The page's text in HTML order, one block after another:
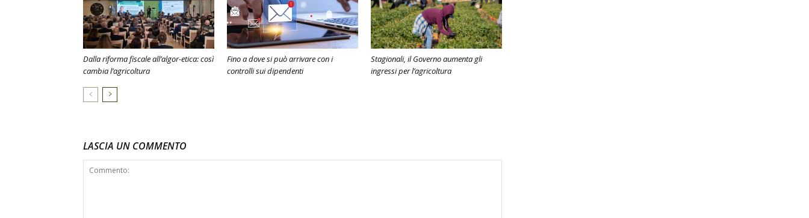
Dalla riforma fiscale all’algor-etica: così
cambia l’agricoltura
Fino a dove si può arrivare con i
controlli sui dipendenti
Stagionali, il Governo aumenta gli
ingressi per l’agricoltura
LASCIA UN COMMENTO